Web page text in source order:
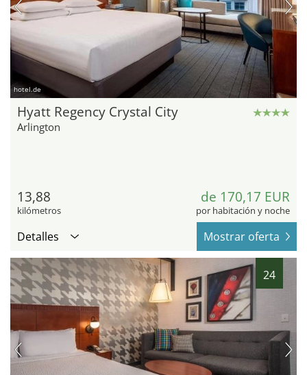
hotel.de
Hyatt Regency Crystal City
Arlington
13,88
kilómetros
de 170,17 EUR
por habitación y noche
Detalles Mostrar oferta
24